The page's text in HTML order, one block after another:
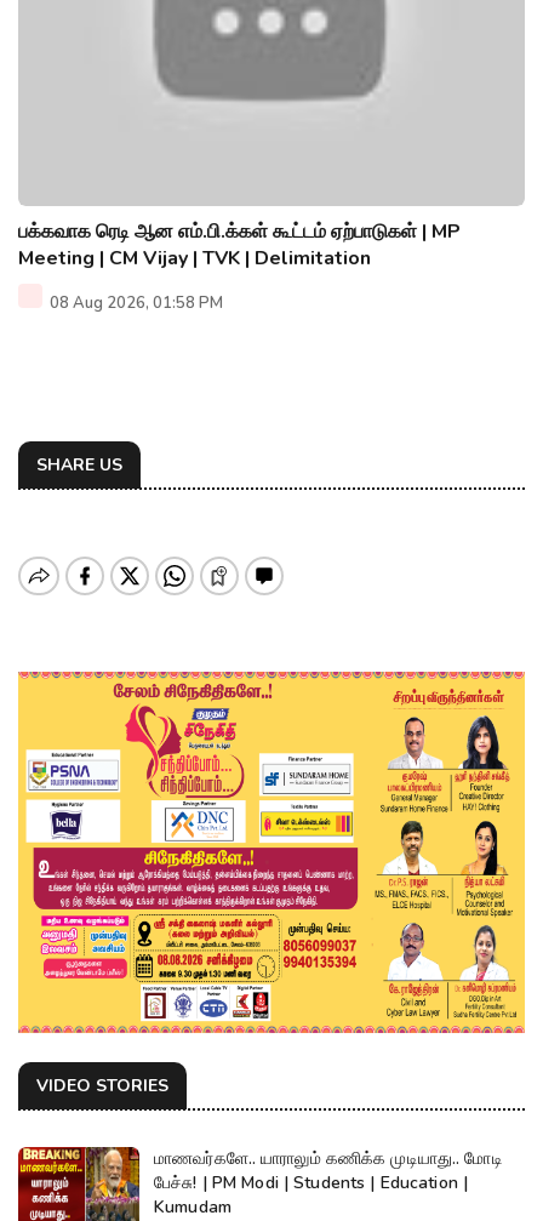
பக்கவாக ரெடி ஆன எம்.பி.க்கள் கூட்டம் ஏற்பாடுகள் | MP
Meeting | CM Vijay | TVK | Delimitation
08 Aug 2026, 01:58 PM
SHARE US
VIDEO STORIES
மாணவர்களே.. யாராலும் கணிக்க முடியாது.. மோடி
பேச்சு! | PM Modi | Students | Education |
Kumudam